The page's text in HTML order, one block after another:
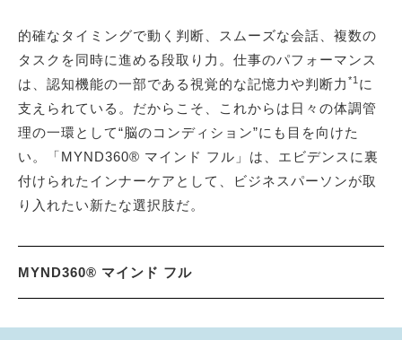
的確なタイミングで動く判断、スムーズな会話、複数の
タスクを同時に進める段取り力。仕事のパフォーマンス
は、認知機能の一部である視覚的な記憶力や判断力 *1 に
支えられている。だからこそ、これからは日々の体調管
理の一環として“脳のコンディション”にも目を向けた
い。「MYND360® マインド フル」は、エビデンスに裏
付けられたインナーケアとして、ビジネスパーソンが取
り入れたい新たな選択肢だ。
MYND360® マインド フル